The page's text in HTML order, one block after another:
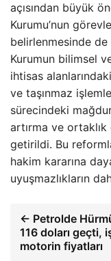
açısından büyük
Kurumu’nun
belirlenmesinde de
Kurumun bilimsel
ihtisas
ve taşınmaz
sürecindeki
artırma ve
getirildi. Bu
hakim kararına
uyuşmazlıkların
← Petrolde
116 doları geçti,
motorin fiyatları